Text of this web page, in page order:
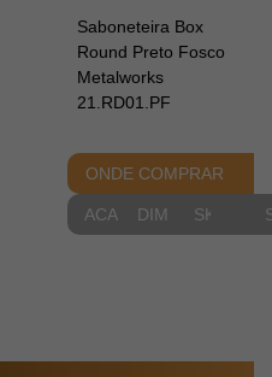
Saboneteira Box
Round Preto Fosco
Metalworks
21.RD01.PF
ONDE COMPRAR
ACABAMENTOS
DIMENSIONAIS